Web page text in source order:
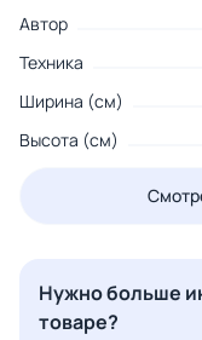
Автор
Техника
Ширина (см)
Высота (см)
Нужно больше
товаре?